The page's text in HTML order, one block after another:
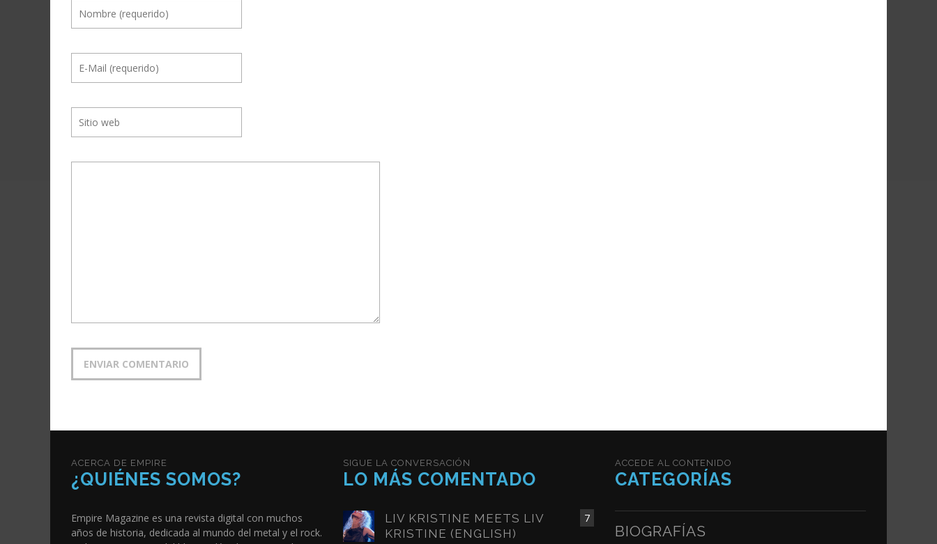
ACERCA DE EMPIRE
¿QUIÉNES SOMOS?
Empire Magazine es una revista digital con muchos
años de historia, dedicada al mundo del metal y el rock.
SIGUE LA CONVERSACIÓN
LO MÁS COMENTADO
7
LIV KRISTINE MEETS LIV
KRISTINE (ENGLISH)
ACCEDE AL CONTENIDO
CATEGORÍAS
BIOGRAFÍAS